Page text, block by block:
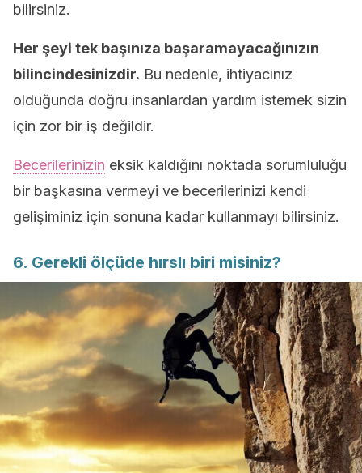
bilirsiniz.
Her şeyi tek başınıza başaramayacağınızın
bilincindesinizdir. Bu nedenle, ihtiyacınız
olduğunda doğru insanlardan yardım istemek sizin
için zor bir iş değildir.
Becerilerinizin eksik kaldığını noktada sorumluluğu
bir başkasına vermeyi ve becerilerinizi kendi
gelişiminiz için sonuna kadar kullanmayı bilirsiniz.
6. Gerekli ölçüde hırslı biri misiniz?